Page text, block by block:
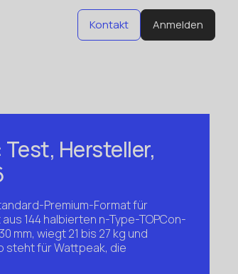
Kontakt
Kontakt
Anmelden
Anmelden
Hersteller,
Premium-Format für
144 halbierten n-Type-TOPCon-
mm, wiegt 21 bis 27 kg und
steht für Wattpeak, die